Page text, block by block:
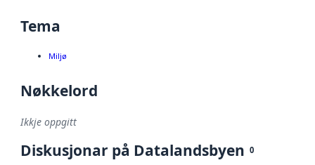
Tema
Miljø
Nøkkelord
Ikkje oppgitt
Diskusjonar på Datalandsbyen 0